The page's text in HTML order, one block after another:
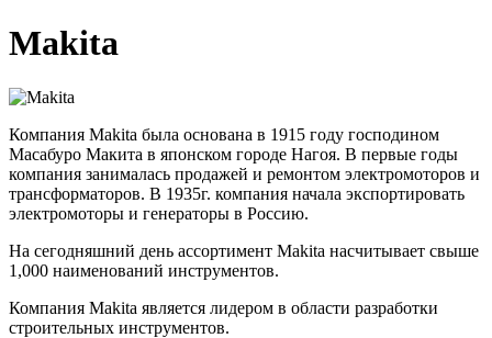
Makita
Компания Makita была основана в 1915 году господином
Масабуро Макита в японском городе Нагоя. В первые годы
компания занималась продажей и ремонтом электромоторов и
трансформаторов. В 1935г. компания начала экспортировать
электромоторы и генераторы в Россию.
На сегодняшний день ассортимент Makita насчитывает свыше
1,000 наименований инструментов.
Компания Makita является лидером в области разработки
строительных инструментов.